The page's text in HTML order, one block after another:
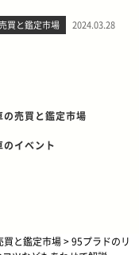
買と鑑定市場 2024.03.28
の売買と鑑定市場
のイベント
買と鑑定市場>95プラドのリ